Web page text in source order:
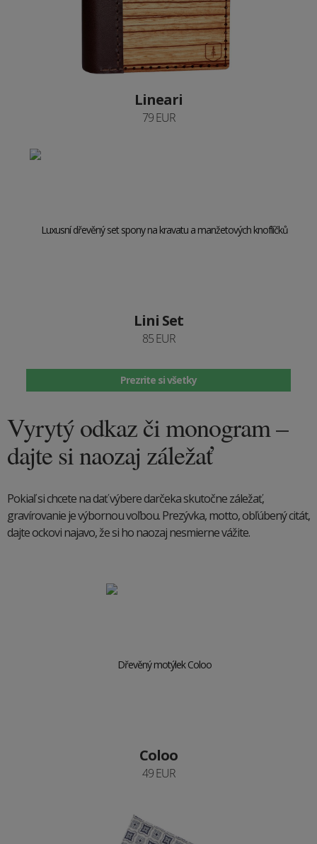
Lineari
79 EUR
Lini Set
85 EUR
Prezrite si všetky
Vyrytý odkaz či monogram –
dajte si naozaj záležať
Pokiaľ si chcete na dať výbere darčeka skutočne záležať,
gravírovanie je výbornou voľbou. Prezývka, motto, obľúbený citát,
dajte ockovi najavo, že si ho naozaj nesmierne vážite.
Coloo
49 EUR